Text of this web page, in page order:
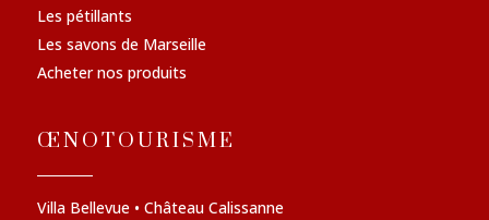
Les pétillants
Les savons de Marseille
Acheter nos produits
ŒNOTOURISME
Villa Bellevue • Château Calissanne